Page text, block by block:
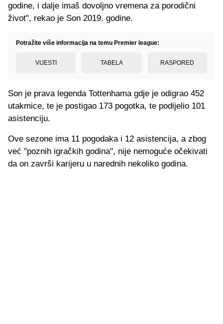
godine, i dalje imaš dovoljno vremena za porodični
život", rekao je Son 2019. godine.
Potražite više informacija na temu Premier league:
VIJESTI TABELA RASPORED
Son je prava legenda Tottenhama gdje je odigrao 452
utakmice, te je postigao 173 pogotka, te podijelio 101
asistenciju.
Ove sezone ima 11 pogodaka i 12 asistencija, a zbog
već "poznih igračkih godina", nije nemoguće očekivati
da on završi karijeru u narednih nekoliko godina.